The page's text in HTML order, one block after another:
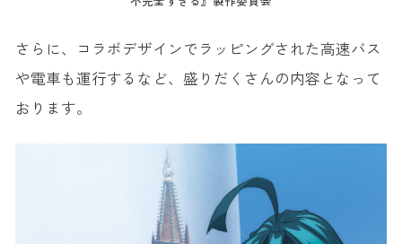
さらに、コラボデザインでラッピングされた高速バス
や電車も運行するなど、盛りだくさんの内容となって
おります。